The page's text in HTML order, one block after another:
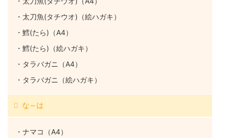
・太刀魚(タチウオ)（絵ハガキ）
・鱈(たら)（A4）
・鱈(たら)（絵ハガキ）
・タラバガニ（A4）
・タラバガニ（絵ハガキ）
な～は
・ナマコ（A4）